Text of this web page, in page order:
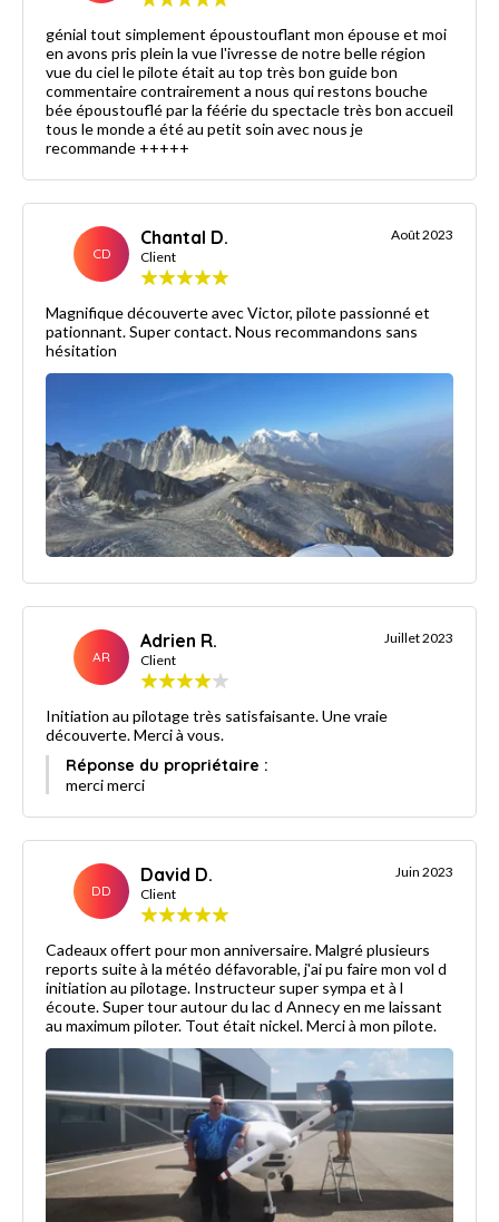
génial tout simplement époustouflant mon épouse et moi
en avons pris plein la vue l'ivresse de notre belle région
vue du ciel le pilote était au top très bon guide bon
commentaire contrairement a nous qui restons bouche
bée époustouflé par la féérie du spectacle très bon accueil
tous le monde a été au petit soin avec nous je
recommande +++++
CD
Chantal D.
Client
Août 2023
Magnifique découverte avec Victor, pilote passionné et
pationnant. Super contact. Nous recommandons sans
hésitation
AR
Adrien R.
Client
Juillet 2023
Initiation au pilotage très satisfaisante. Une vraie
découverte. Merci à vous.
Réponse du propriétaire :
merci merci
DD
David D.
Client
Juin 2023
Cadeaux offert pour mon anniversaire. Malgré plusieurs
reports suite à la météo défavorable, j'ai pu faire mon vol d
initiation au pilotage. Instructeur super sympa et à l
écoute. Super tour autour du lac d Annecy en me laissant
au maximum piloter. Tout était nickel. Merci à mon pilote.